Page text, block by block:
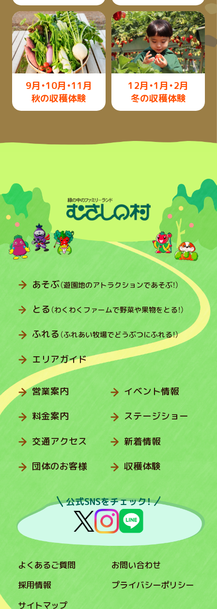
9月・10月・11月
秋の収穫体験
12月・1月・2月
冬の収穫体験
あそぶ（遊園地のアトラクションであそぶ！）
とる （わくわくファームで野菜や果物をとる！）
ふれる （ふれあい牧場でどうぶつにふれる！）
エリアガイド
営業案内
料金案内
交通アクセス
団体のお客様
イベント情報
ステージショー
新着情報
収穫体験
公式SNSをチェック！
よくあるご質問
お問い合わせ
採用情報
プライバシーポリシー
サイトマップ